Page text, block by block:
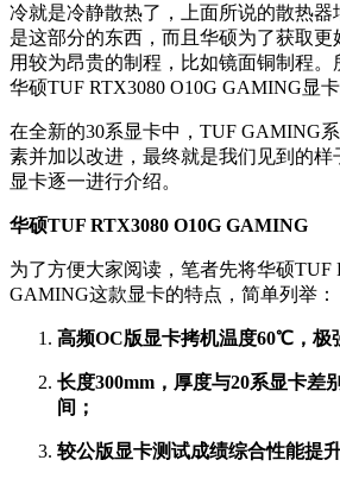
冷就是冷静散热了，上面所说的散热
是这部分的东西，而且华硕为了获取
用较为昂贵的制程，比如镜面铜制程。
华硕TUF RTX3080 O10G GAMING显
在全新的30系显卡中，TUF GAMING
素并加以改进，最终就是我们见到的样
显卡逐一进行介绍。
华硕TUF RTX3080 O10G GAMING
为了方便大家阅读，笔者先将华硕TUF
GAMING这款显卡的特点，简单列举：
高频OC版显卡拷机温度60℃，极
长度300mm，厚度与20系显卡差
间；
较公版显卡测试成绩综合性能提